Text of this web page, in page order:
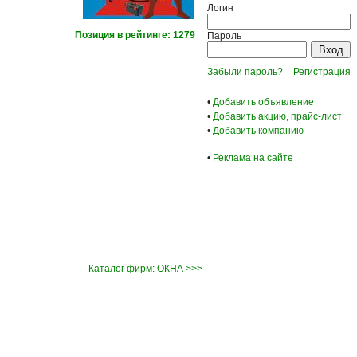
Позиция в рейтинге: 1279
Логин
Пароль
Забыли пароль? Регистрация
• Добавить объявление
• Добавить акцию, прайс-лист
• Добавить компанию
• Реклама на сайте
Каталог фирм: ОКНА >>>